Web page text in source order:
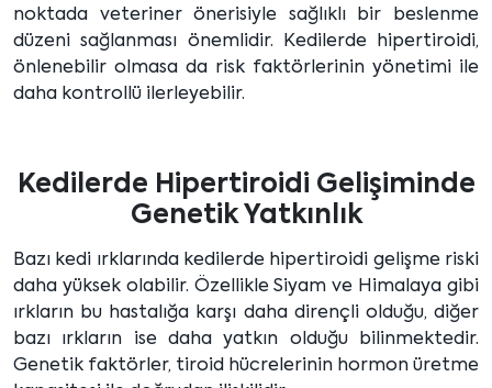
noktada veteriner önerisiyle sağlıklı bir beslenme
düzeni sağlanması önemlidir. Kedilerde hipertiroidi,
önlenebilir olmasa da risk faktörlerinin yönetimi ile
daha kontrollü ilerleyebilir.
Kedilerde Hipertiroidi Gelişiminde
Genetik Yatkınlık
Bazı kedi ırklarında kedilerde hipertiroidi gelişme riski
daha yüksek olabilir. Özellikle Siyam ve Himalaya gibi
ırkların bu hastalığa karşı daha dirençli olduğu, diğer
bazı ırkların ise daha yatkın olduğu bilinmektedir.
Genetik faktörler, tiroid hücrelerinin hormon üretme